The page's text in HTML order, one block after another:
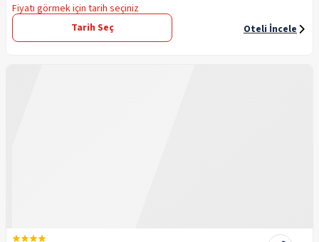
Fiyatı görmek için tarih seçiniz
Tarih Seç
Oteli İncele